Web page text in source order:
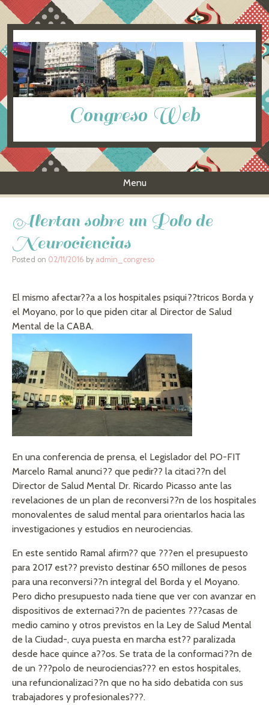
Congreso Web
Menu
Alertan sobre un Polo de
Neurociencias
Posted on 02/11/2016 by admin_congreso
El mismo afectar??a a los hospitales psiqui??tricos Borda y
el Moyano, por lo que piden citar al Director de Salud
Mental de la CABA.
En una conferencia de prensa, el Legislador del PO-FIT
Marcelo Ramal anunci?? que pedir?? la citaci??n del
Director de Salud Mental Dr. Ricardo Picasso ante las
revelaciones de un plan de reconversi??n de los hospitales
monovalentes de salud mental para orientarlos hacia las
investigaciones y estudios en neurociencias.
En este sentido Ramal afirm?? que ???en el presupuesto
para 2017 est?? previsto destinar 650 millones de pesos
para una reconversi??n integral del Borda y el Moyano.
Pero dicho presupuesto nada tiene que ver con avanzar en
dispositivos de externaci??n de pacientes ???casas de
medio camino y otros previstos en la Ley de Salud Mental
de la Ciudad-, cuya puesta en marcha est?? paralizada
desde hace quince a??os. Se trata de la conformaci??n de
de un ???polo de neurociencias??? en estos hospitales,
una refuncionalizaci??n que no ha sido debatida con sus
trabajadores y profesionales???.